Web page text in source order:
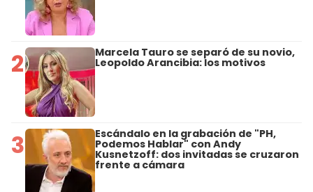
2 Marcela Tauro se separó de su novio,
Leopoldo Arancibia: los motivos
3 Escándalo en la grabación de "PH,
Podemos Hablar" con Andy
Kusnetzoff: dos invitadas se cruzaron
frente a cámara